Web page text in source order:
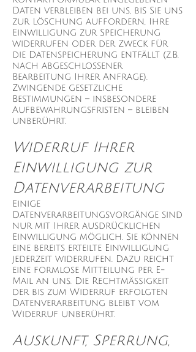
Daten verbleiben bei uns, bis Sie uns
zur Löschung auffordern, Ihre
Einwilligung zur Speicherung
widerrufen oder der Zweck für
die Datenspeicherung entfällt (z.B.
nach abgeschlossener
Bearbeitung Ihrer Anfrage).
Zwingende gesetzliche
Bestimmungen – insbesondere
Aufbewahrungsfristen – bleiben
unberührt.
Widerruf Ihrer
Einwilligung zur
Datenverarbeitung
Einige
Datenverarbeitungsvorgänge sind
nur mit Ihrer ausdrücklichen
Einwilligung möglich. Sie können
eine bereits erteilte Einwilligung
jederzeit widerrufen. Dazu reicht
eine formlose Mitteilung per E-
Mail an uns. Die Rechtmäßigkeit
der bis zum Widerruf erfolgten
Datenverarbeitung bleibt vom
Widerruf unberührt.
Auskunft, Sperrung,